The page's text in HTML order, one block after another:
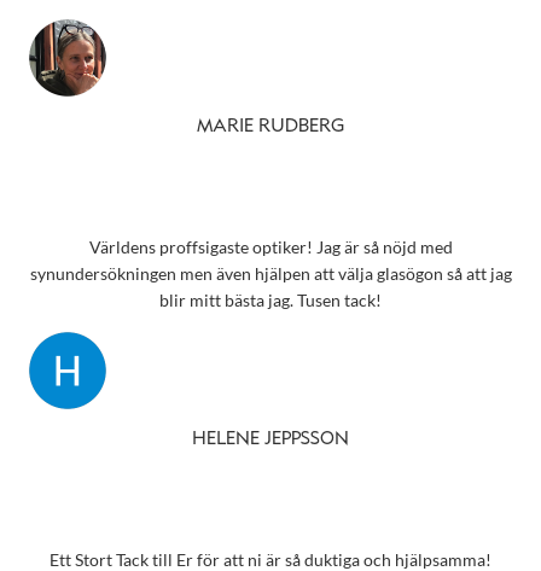
MARIE RUDBERG
Världens proffsigaste optiker! Jag är så nöjd med
synundersökningen men även hjälpen att välja glasögon så att jag
blir mitt bästa jag. Tusen tack!
HELENE JEPPSSON
Ett Stort Tack till Er för att ni är så duktiga och hjälpsamma!